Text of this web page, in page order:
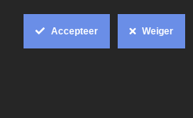
Productinfo Technische
Accepteer Weiger